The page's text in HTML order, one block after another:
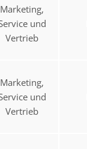
Marketing,
und
Vertrieb
Marketing,
und
Vertrieb